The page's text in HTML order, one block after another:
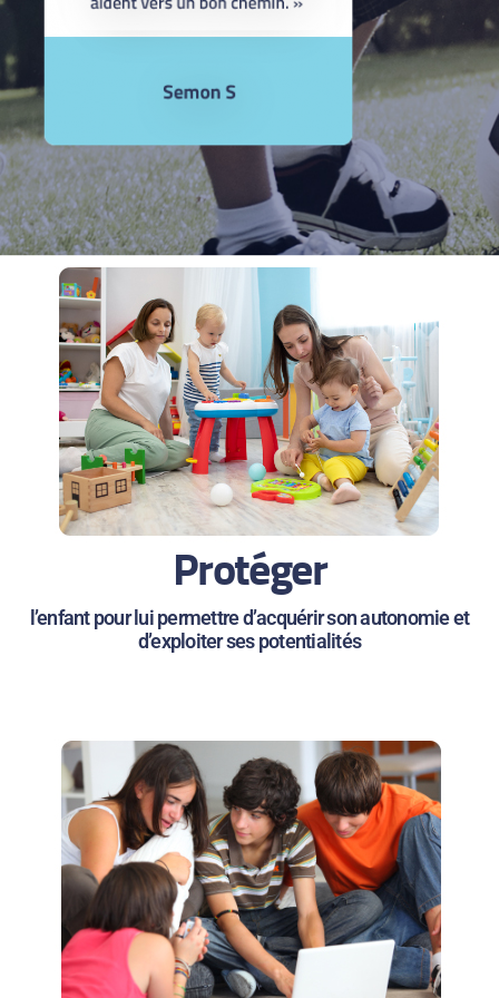
Protéger
l’enfant pour lui permettre d’acquérir son autonomie et
d’exploiter ses potentialités